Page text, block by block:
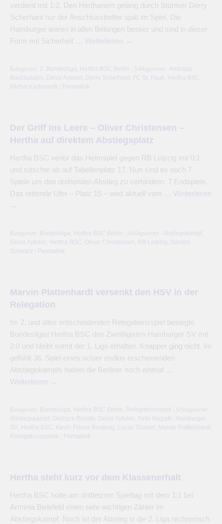
verdient mit 1:2. Den Herthanern gelang durch Stürmer Derry
Scherhant nur der Anschlusstreffer spät im Spiel. Die
Hamburger waren in allen Belangen besser und sind in dieser
Form mit Sicherheit … Weiterlesen →
Kategorien: 2. Bundesliga Hertha BSC Berlin | Schlagwörter:
Andreas
Bouchalakis
Deniz Aytekin Derry Scherhant FC St. Pauli Hertha BSC
Michal Karbownik
Permalink
Der Griff ins Leere – Oliver Christensen –
Hertha auf direktem Abstiegsplatz
Hertha BSC verlor das Heimspiel gegen RB Leipzig mit 0:1
und rutschte ab auf Tabellenplatz 17. Nun sind es noch 7
Spiele um den drohenden Abstieg zu verhindern. 7 Endspiele.
Das rettende Ufer – Platz 15 – wird aktuell vom … Weiterlesen
→
Kategorien: Bundesliga Hertha BSC Berlin | Schlagwörter: Abstiegskampf
Deniz Aytekin
Hertha BSC Oliver Christensen RB Leipzig
Sandro
Schwarz
Permalink
Marvin Plattenhardt versenkt den HSV in der
Relegation
Im 2. und alles entscheidenden Relegationsspiel besiegte
Bundesligist Hertha BSC den Zweitligisten Hamburger SV mit
2:0 und bleibt somit der 1. Liga erhalten. Knapper ging nicht. Im
gefühlt 36. Spiel eines schier endlos erscheinenden
Abstiegskampfs haben die Berliner noch einmal …
Weiterlesen →
Kategorien: Bundesliga Hertha BSC Berlin Relegationsspiel
| Schlagwörter:
Abstiegskampf Dedryck Boyata Deniz Aytekin Felix Magath
Hamburger
SV Hertha BSC Kevin Prince Boateng Lucas Tousart Marvin Plattenhardt
Relegationsspiele
Permalink
Hertha steht kurz vor dem Klassenerhalt
Hertha BSC holte am drittletzten Spieltag mit dem 1:1 bei
Arminia Bielefeld einen sehr wichtigen Zähler im
Abstiegskampf. Noch ist der Abstieg in die 2. Liga rechnerisch